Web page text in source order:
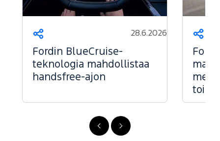
FI
-
FI
-
Jaa 28.6.2026
Fordin BlueCruise-
teknologia mahdollistaa
handsfree-ajon
Jaa
Ford